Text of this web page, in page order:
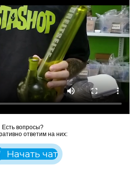
Есть вопросы?
ответим на них:
Начать чат